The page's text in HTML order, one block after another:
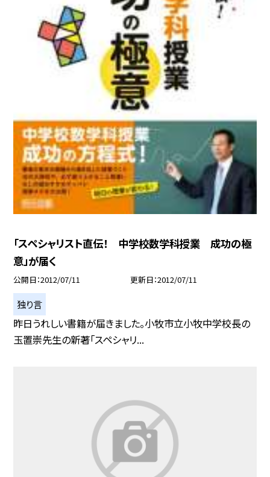
「スペシャリスト直伝！ 中学校数学科授業 成功の極
意」が届く
公開日 2012/07/11 更新日 2012/07/11
独り言
昨日うれしい書籍が届きました。小牧市立小牧中学校長の
玉置崇先生の新著「スペシャリ...